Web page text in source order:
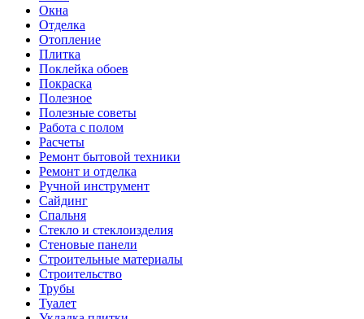
Окна
Отделка
Отопление
Плитка
Поклейка обоев
Покраска
Полезное
Полезные советы
Работа с полом
Расчеты
Ремонт бытовой техники
Ремонт и отделка
Ручной инструмент
Сайдинг
Спальня
Стекло и стеклоизделия
Стеновые панели
Строительные материалы
Строительство
Трубы
Туалет